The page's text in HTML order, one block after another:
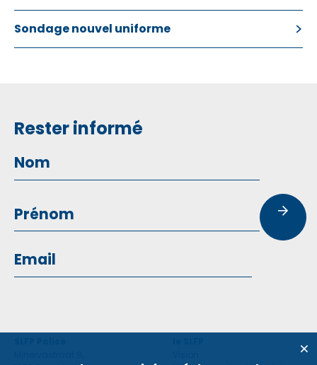
Sondage nouvel uniforme
Rester informé